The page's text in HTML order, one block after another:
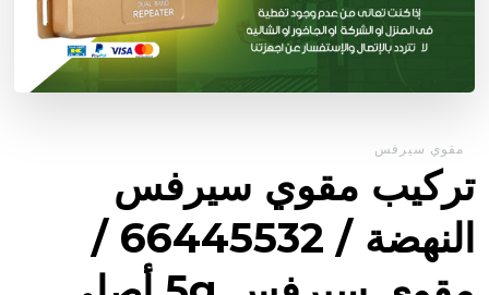
مقوي سيرفس
تركيب مقوي سيرفس
النهضة / 66445532 /